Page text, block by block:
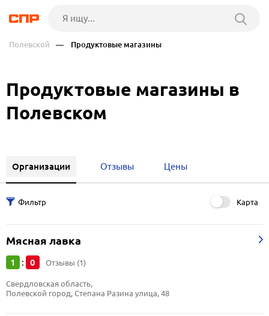
Полевской — Продуктовые магазины
Продуктовые магазины в
Полевском
Организации Отзывы Цены
Карта
Мясная лавка
1 : 0 Отзывы (1)
Свердловская область,
Полевской город, Степана Разина улица, 48